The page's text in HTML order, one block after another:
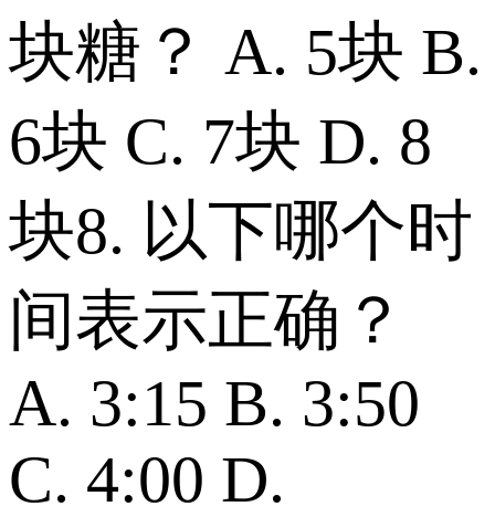
块糖？ A. 5块 B.
6块 C. 7块 D. 8
块 8. 以下哪个时
间表示正确？
A. 3:15 B. 3:50
C. 4:00 D.